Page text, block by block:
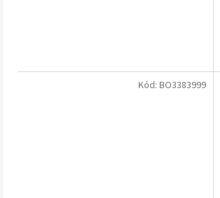
Kód: BO3383999